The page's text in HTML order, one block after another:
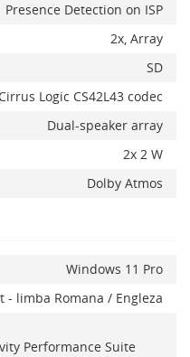
Presence Detection on ISP
2x, Array
SD
Logic CS42L43 codec
Dual-speaker array
2x 2 W
Dolby Atmos
Windows 11 Pro
- limba Romana / Engleza
Performance Suite